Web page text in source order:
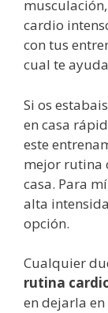
cardio
con tus
cual te
Si os
en casa
este
mejor rutina
casa. Para
alta
opción.
Cualquier
rutina
en dejarla